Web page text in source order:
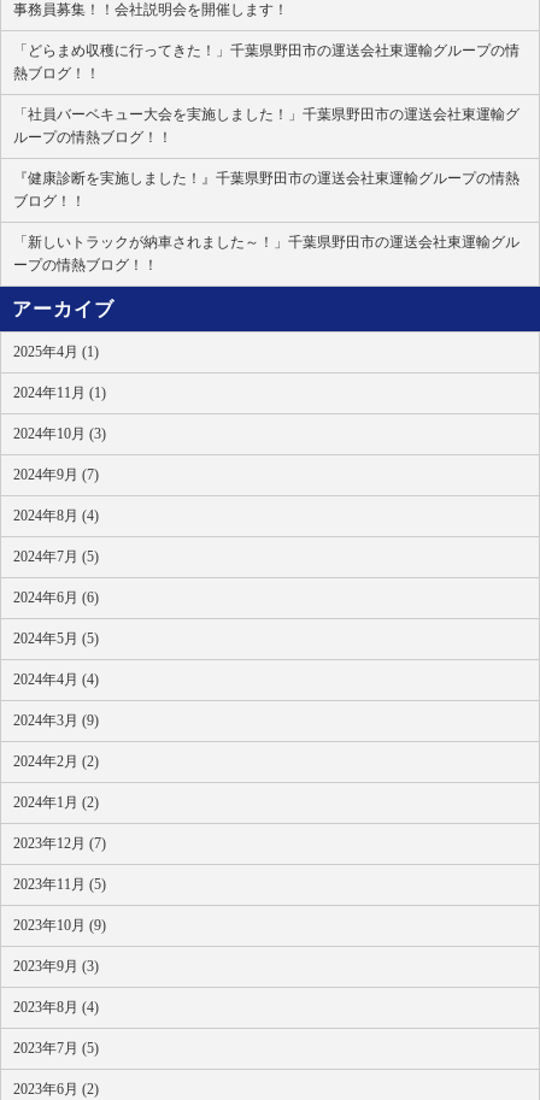
事務員募集！！会社説明会を開催します！
「どらまめ収穫に行ってきた！」千葉県野田市の運送会社東運輸グループの情
熱ブログ！！
「社員バーベキュー大会を実施しました！」千葉県野田市の運送会社東運輸グ
ループの情熱ブログ！！
『健康診断を実施しました！』千葉県野田市の運送会社東運輸グループの情熱
ブログ！！
「新しいトラックが納車されました～！」千葉県野田市の運送会社東運輸グル
ープの情熱ブログ！！
アーカイブ
2025年4月 (1)
2024年11月 (1)
2024年10月 (3)
2024年9月 (7)
2024年8月 (4)
2024年7月 (5)
2024年6月 (6)
2024年5月 (5)
2024年4月 (4)
2024年3月 (9)
2024年2月 (2)
2024年1月 (2)
2023年12月 (7)
2023年11月 (5)
2023年10月 (9)
2023年9月 (3)
2023年8月 (4)
2023年7月 (5)
2023年6月 (2)